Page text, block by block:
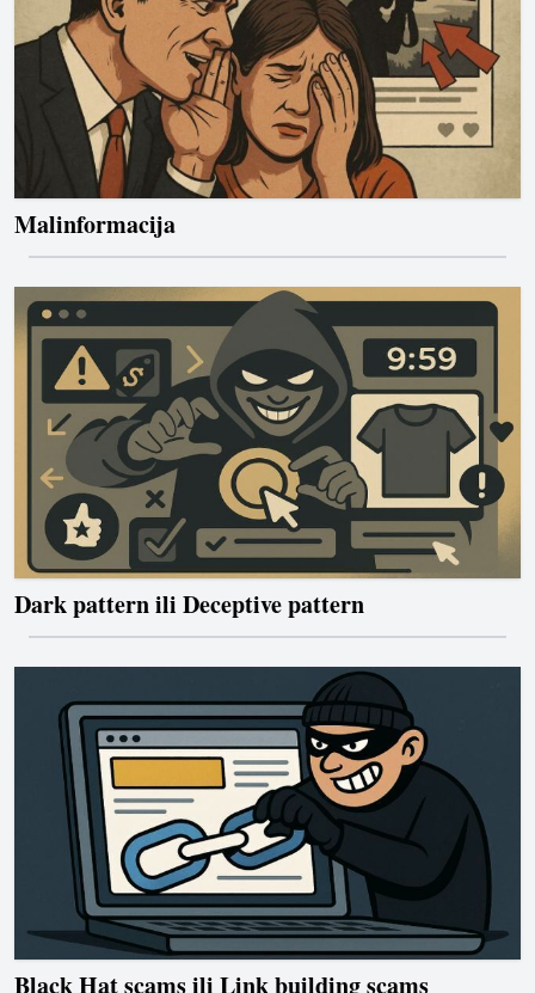
Malinformacija
Dark pattern ili Deceptive pattern
Black Hat scams ili Link building scams